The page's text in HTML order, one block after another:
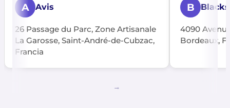
A Avis
26 Passage du Parc, Zone Artisanale
La Garosse, Saint-André-de-Cubzac,
Francia
B
4090
Bordeaux,